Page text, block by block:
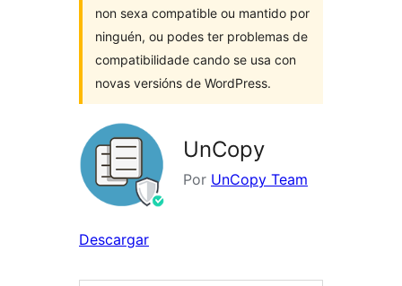
non sexa compatible ou mantido por
ninguén, ou podes ter problemas de
compatibilidade cando se usa con
novas versións de WordPress.
UnCopy
Por UnCopy Team
Descargar